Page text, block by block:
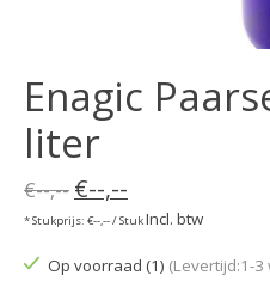
Enagic
liter
€--,-- €--,--
* Stukprijs: €--,-- / StukIncl. btw
Op voorraad (1) (Levertijd:1-